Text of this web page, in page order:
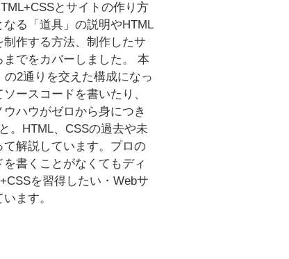
とサイトの作り方
る「道具」の説明やHTML
作する方法、制作したサ
でをカバーしました。 本
2通りを交えた構成になっ
ースコードを書いたり、
ハウがゼロから身につき
。HTML、CSSの過去や未
解説しています。プロの
書くことがなくてもディ
を習得したい・Webサ
ます。